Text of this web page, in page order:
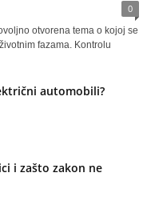
0
otvorena tema o kojoj se
fazama. Kontrolu
automobili?
i zašto zakon ne